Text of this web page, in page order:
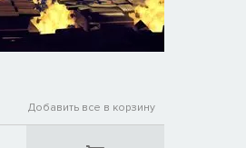
Добавить все в корзину